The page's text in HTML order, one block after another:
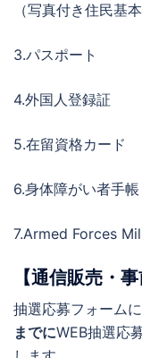
（写真付き住民基
3.パスポート
4.外国人登録証
5.在留資格カード
6.身体障がい者手帳
7.Armed Forces
【通信販売・
抽選応募フォーム
までにWEB抽選応